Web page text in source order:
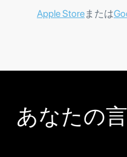
Apple Storeまたは
あなたの